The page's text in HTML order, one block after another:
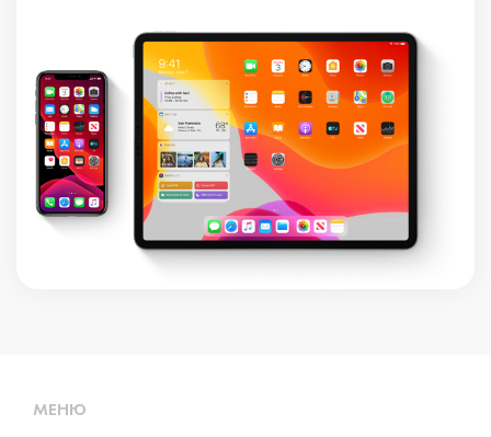
МЕНЮ